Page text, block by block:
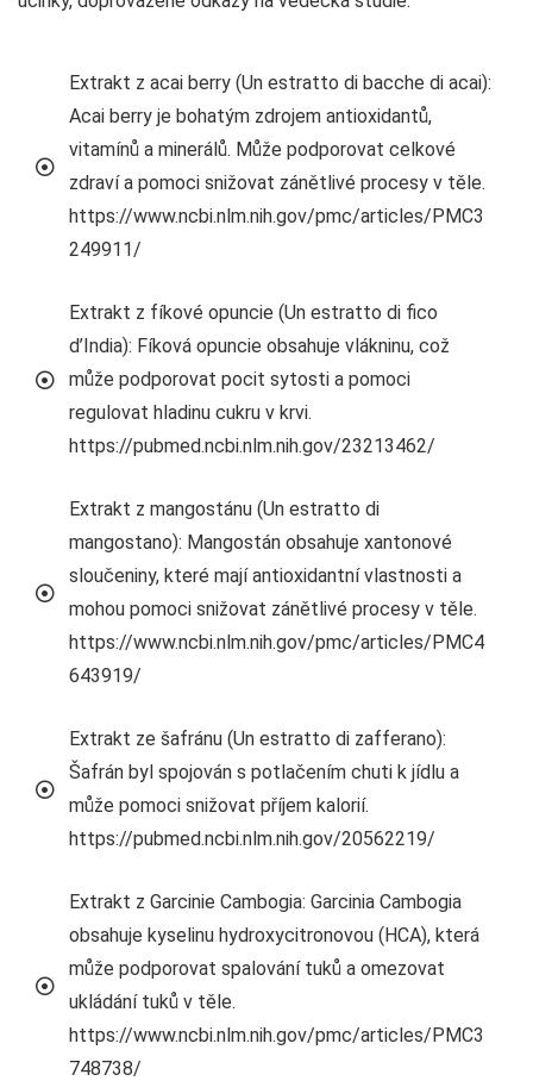
Extrakt z acai berry (Un estratto di bacche di acai):
Acai berry je bohatým zdrojem antioxidantů,
vitamínů a minerálů. Může podporovat celkové
zdraví a pomoci snižovat zánětlivé procesy v těle.
https://www.ncbi.nlm.nih.gov/pmc/articles/PMC3
249911/
Extrakt z fíkové opuncie (Un estratto di fico
d’India): Fíková opuncie obsahuje vlákninu, což
může podporovat pocit sytosti a pomoci
regulovat hladinu cukru v krvi.
https://pubmed.ncbi.nlm.nih.gov/23213462/
Extrakt z mangostánu (Un estratto di
mangostano): Mangostán obsahuje xantonové
sloučeniny, které mají antioxidantní vlastnosti a
mohou pomoci snižovat zánětlivé procesy v těle.
https://www.ncbi.nlm.nih.gov/pmc/articles/PMC4
643919/
Extrakt ze šafránu (Un estratto di zafferano):
Šafrán byl spojován s potlačením chuti k jídlu a
může pomoci snižovat příjem kalorií.
https://pubmed.ncbi.nlm.nih.gov/20562219/
Extrakt z Garcinie Cambogia: Garcinia Cambogia
obsahuje kyselinu hydroxycitronovou (HCA), která
může podporovat spalování tuků a omezovat
ukládání tuků v těle.
https://www.ncbi.nlm.nih.gov/pmc/articles/PMC3
748738/